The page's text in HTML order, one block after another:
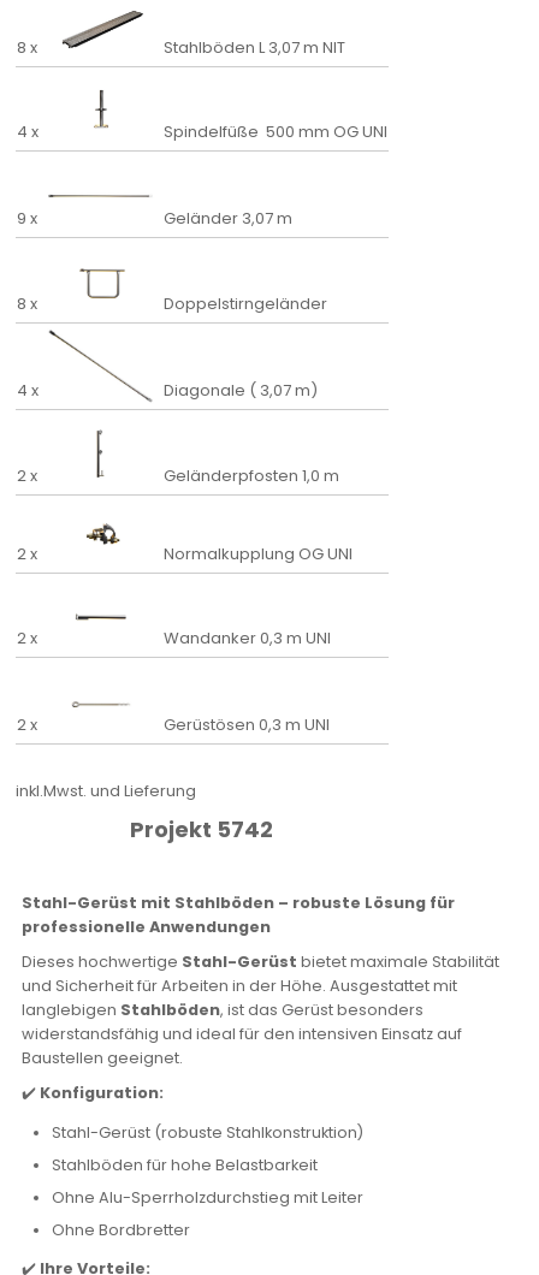
8 x Stahlböden L 3,07 m NIT
4 x Spindelfüße 500 mm OG UNI
9 x Geländer 3,07 m
8 x Doppelstirngeländer
4 x Diagonale ( 3,07 m)
2 x Geländerpfosten 1,0 m
2 x Normalkupplung OG UNI
2 x Wandanker 0,3 m UNI
2 x Gerüstösen 0,3 m UNI
inkl.Mwst. und Lieferung
Projekt 5742
Stahl-Gerüst mit Stahlböden – robuste Lösung für
professionelle Anwendungen
Dieses hochwertige Stahl-Gerüst bietet maximale Stabilität
und Sicherheit für Arbeiten in der Höhe. Ausgestattet mit
langlebigen Stahlböden, ist das Gerüst besonders
widerstandsfähig und ideal für den intensiven Einsatz auf
Baustellen geeignet.
✔️ Konfiguration:
Stahl-Gerüst (robuste Stahlkonstruktion)
Stahlböden für hohe Belastbarkeit
Ohne Alu-Sperrholzdurchstieg mit Leiter
Ohne Bordbretter
✔️ Ihre Vorteile: